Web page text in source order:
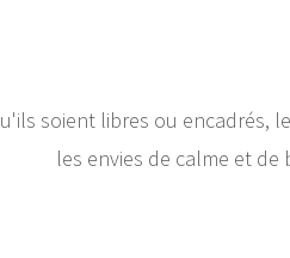
soient libres ou encadrés,
les envies de calme et